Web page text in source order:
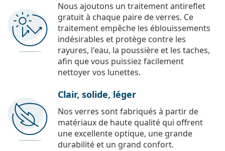
Nous ajoutons un traitement antireflet
gratuit à chaque paire de verres. Ce
traitement empêche les éblouissements
indésirables et protège contre les
rayures, l'eau, la poussière et les taches,
afin que vous puissiez facilement
nettoyer vos lunettes.
Clair, solide, léger
Nos verres sont fabriqués à partir de
matériaux de haute qualité qui offrent
une excellente optique, une grande
durabilité et un grand confort.